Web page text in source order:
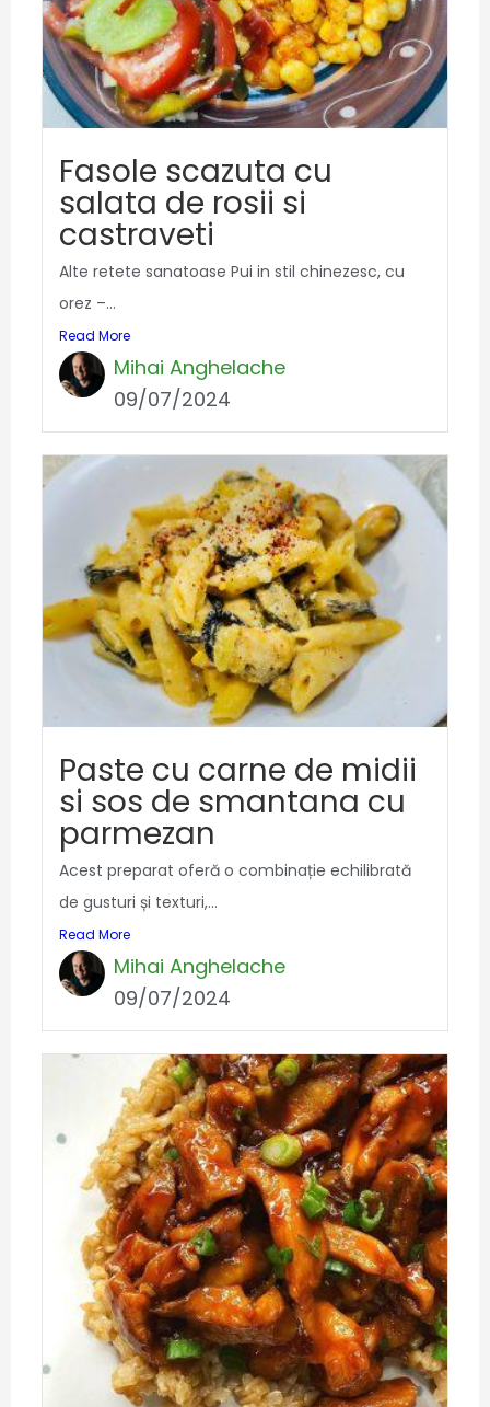
Fasole scazuta cu
salata de rosii si
castraveti
Alte retete sanatoase Pui in stil chinezesc, cu
orez –...
Read More
Mihai Anghelache
09/07/2024
Paste cu carne de midii
si sos de smantana cu
parmezan
Acest preparat oferă o combinație echilibrată
de gusturi și texturi,...
Read More
Mihai Anghelache
09/07/2024